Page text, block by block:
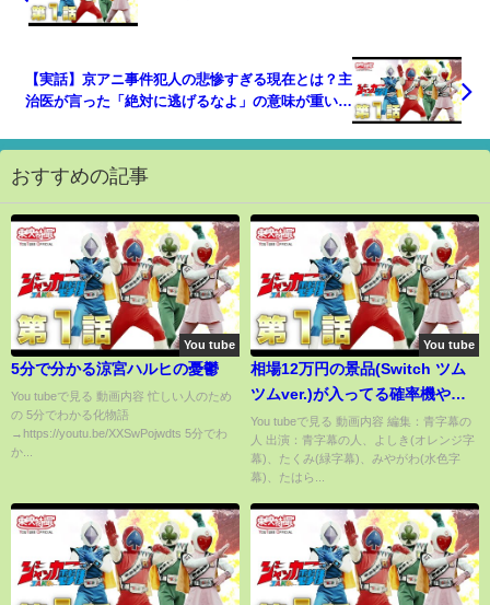
【実話】京アニ事件犯人の悲惨すぎる現在とは？主
治医が言った「絶対に逃げるなよ」の意味が重い…
おすすめの記事
You tube
5分で分かる涼宮ハルヒの憂鬱
You tubeで見る 動画内容 忙しい人のため
の 5分でわかる化物語
→https://youtu.be/XXSwPojwdts 5分でわ
か...
You tube
相場12万円の景品(Switch ツム
ツムver.)が入ってる確率機やっ
てみた結果www【クレーンゲー
ム】
You tubeで見る 動画内容 編集：青字幕の
人 出演：青字幕の人、よしき(オレンジ字
幕)、たくみ(緑字幕)、みやがわ(水色字
幕)、たはら...